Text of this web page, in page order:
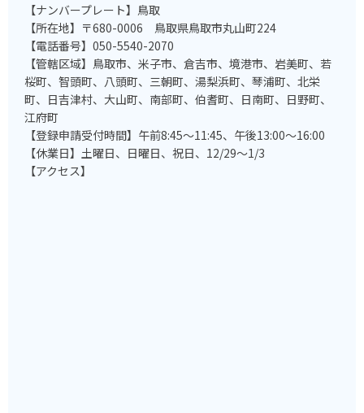
【ナンバープレート】鳥取
【所在地】〒680-0006 鳥取県鳥取市丸山町224
【電話番号】050-5540-2070
【管轄区域】鳥取市、米子市、倉吉市、境港市、岩美町、若
桜町、智頭町、八頭町、三朝町、湯梨浜町、琴浦町、北栄
町、日吉津村、大山町、南部町、伯耆町、日南町、日野町、
江府町
【登録申請受付時間】午前8:45～11:45、午後13:00～16:00
【休業日】土曜日、日曜日、祝日、12/29～1/3
【アクセス】